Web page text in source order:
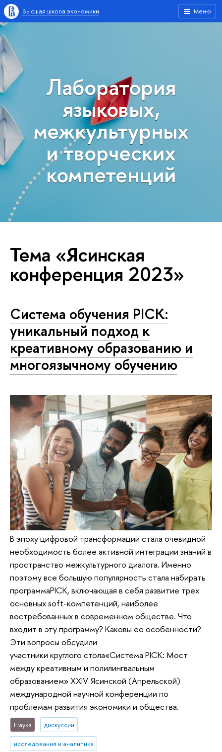
Меню
Высшая школа экономики
Лаборатория
языковых,
межкультурных
и творческих
компетенций
Тема «Ясинская
конференция 2023»
Система обучения PICK:
уникальный подход к
креативному образованию и
многоязычному обучению
В эпоху цифровой трансформации стала очевидной
необходимость более активной интеграции знаний в
пространство межкультурного диалога. Именно
поэтому все большую популярность стала набирать
программаPICK, включающая в себя развитие трех
основных soft-компетенций, наиболее
востребованных в современном обществе. Что
входит в эту программу? Каковы ее особенности?
Эти вопросы обсудили
участники круглого стола«Система PICK: Мост
между креативным и полилингвальным
образованием» XXIV Ясинской (Апрельской)
международной научной конференции по
проблемам развития экономики и общества.
Наука дискуссии
исследования и аналитика